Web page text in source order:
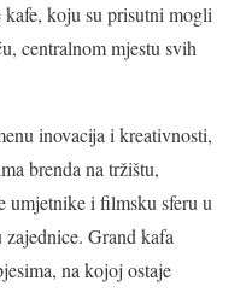
koju su prisutni mogli
centralnom mjestu svih
inovacija i kreativnosti,
brenda na tržištu,
umjetnike i filmsku sferu u
Grand kafa
na kojoj ostaje